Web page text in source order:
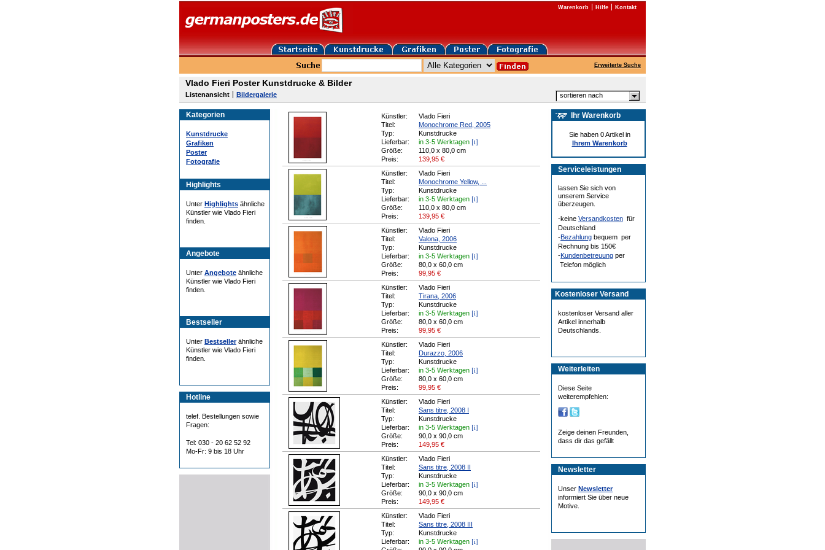
Warenkorb Hilfe Kontakt
Erweiterte Suche
Vlado Fieri Poster Kunstdrucke & Bilder
Listenansicht Bildergalerie sortieren nach
Kategorien
Kunstdrucke
Grafiken
Poster
Fotografie
Highlights
Unter Highlights ähnliche
Künstler wie Vlado Fieri
finden.
Angebote
Unter Angebote ähnliche
Künstler wie Vlado Fieri
finden.
Bestseller
Unter Bestsellerähnliche
Künstler wie Vlado Fieri
finden.
Hotline
telef. Bestellungen sowie
Fragen:
Tel: 030 - 20 62 52 92
Mo-Fr: 9 bis 18 Uhr
Künstler:
Vlado Fieri
Titel:
Monochrome Red, 2005
Typ:
Kunstdrucke
Lieferbar:
in 3-5 Werktagen [i]
Größe:
110,0 x 80,0 cm
Preis:
139,95 €
Künstler:
Vlado Fieri
Titel:
Monochrome Yellow, ...
Typ:
Kunstdrucke
Lieferbar:
in 3-5 Werktagen [i]
Größe:
110,0 x 80,0 cm
Preis:
139,95 €
Künstler:
Vlado Fieri
Titel:
Valona, 2006
Typ:
Kunstdrucke
Lieferbar:
in 3-5 Werktagen [i]
Größe:
80,0 x 60,0 cm
Preis:
99,95 €
Künstler:
Vlado Fieri
Titel:
Tirana, 2006
Typ:
Kunstdrucke
Lieferbar:
in 3-5 Werktagen [i]
Größe:
80,0 x 60,0 cm
Preis:
99,95 €
Künstler:
Vlado Fieri
Titel:
Durazzo, 2006
Typ:
Kunstdrucke
Lieferbar:
in 3-5 Werktagen [i]
Größe:
80,0 x 60,0 cm
Preis:
99,95 €
Künstler:
Vlado Fieri
Titel:
Sans titre, 2008 I
Typ:
Kunstdrucke
Lieferbar:
in 3-5 Werktagen [i]
Größe:
90,0 x 90,0 cm
Preis:
149,95 €
Künstler:
Vlado Fieri
Titel:
Sans titre, 2008 II
Typ:
Kunstdrucke
Lieferbar:
in 3-5 Werktagen [i]
Größe:
90,0 x 90,0 cm
Preis:
149,95 €
Künstler:
Vlado Fieri
Titel:
Sans titre, 2008 III
Typ:
Kunstdrucke
Lieferbar:
in 3-5 Werktagen [i]
Ihr Warenkorb
Sie haben 0 Artikel in
Ihrem Warenkorb
Serviceleistungen
lassen Sie sich von
unserem Service
überzeugen.
-keine Versandkosten für
Deutschland
-Bezahlung bequem per
Rechnung bis 150€
-Kundenbetreuung per
Telefon möglich
Kostenloser Versand
kostenloser Versand aller
Artikel innerhalb
Deutschlands.
Weiterleiten
Diese Seite
weiterempfehlen:
Zeige deinen Freunden,
dass dir das gefällt
Newsletter
Unser Newsletter
informiert Sie über neue
Motive.